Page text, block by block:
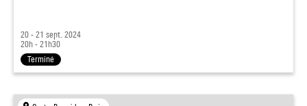
20 - 21 sept. 2024
20h - 21h30
Terminé